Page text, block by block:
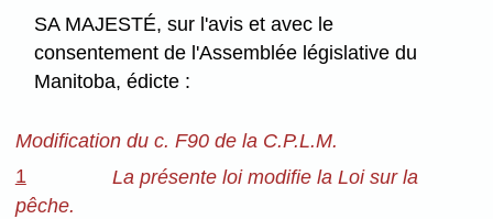
SA MAJESTÉ, sur l'avis et avec le
consentement de l'Assemblée législative du
Manitoba, édicte :
Modification du c. F90 de la C.P.L.M.
1
La présente loi modifie la Loi sur la
pêche.